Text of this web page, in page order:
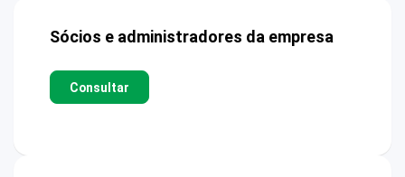
Sócios e administradores da empresa
Consultar